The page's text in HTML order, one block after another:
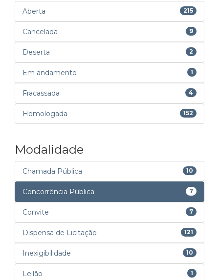
Aberta 215
Cancelada 9
Deserta 2
Em andamento 1
Fracassada 4
Homologada 152
Modalidade
Chamada Pública 10
Concorrência Pública 7
Convite 7
Dispensa de Licitação 121
Inexigibilidade 10
Leilão 1